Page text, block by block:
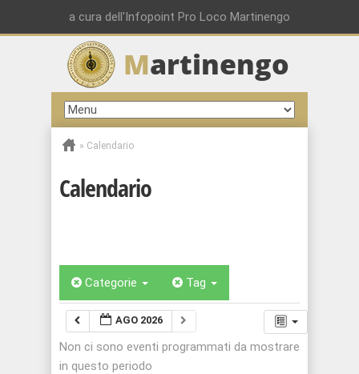
a cura dell'Infopoint Pro Loco Martinengo
Martinengo
» Calendario
Calendario
Categorie Tag
AGO 2026
Non ci sono eventi programmati da mostrare
in questo periodo